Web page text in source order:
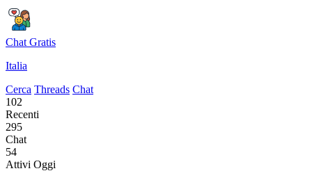
Chat Gratis
Italia
Cerca Threads Chat
102
Recenti
295
Chat
54
Attivi Oggi